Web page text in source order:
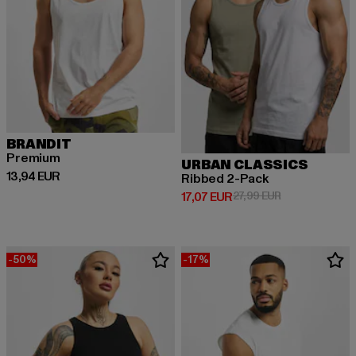
BRANDIT
Premium
13,94 EUR
Derzeitiger Preis: 13,94 EUR
URBAN CLASSICS
Ribbed 2-Pack
17,07 EUR
Derzeitiger Preis: 17,07 EUR
27,99 EURAktionspreis:
-50% -17%